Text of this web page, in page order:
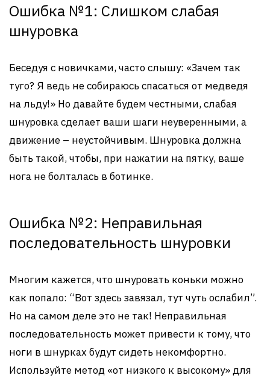
Ошибка №1: Слишком слабая
шнуровка
Беседуя с новичками, часто слышу: «Зачем так
туго? Я ведь не собираюсь спасаться от медведя
на льду!» Но давайте будем честными, слабая
шнуровка сделает ваши шаги неуверенными, а
движение – неустойчивым. Шнуровка должна
быть такой, чтобы, при нажатии на пятку, ваше
нога не болталась в ботинке.
Ошибка №2: Неправильная
последовательность шнуровки
Многим кажется, что шнуровать коньки можно
как попало: “Вот здесь завязал, тут чуть ослабил”.
Но на самом деле это не так! Неправильная
последовательность может привести к тому, что
ноги в шнурках будут сидеть некомфортно.
Используйте метод «от низкого к высокому» для